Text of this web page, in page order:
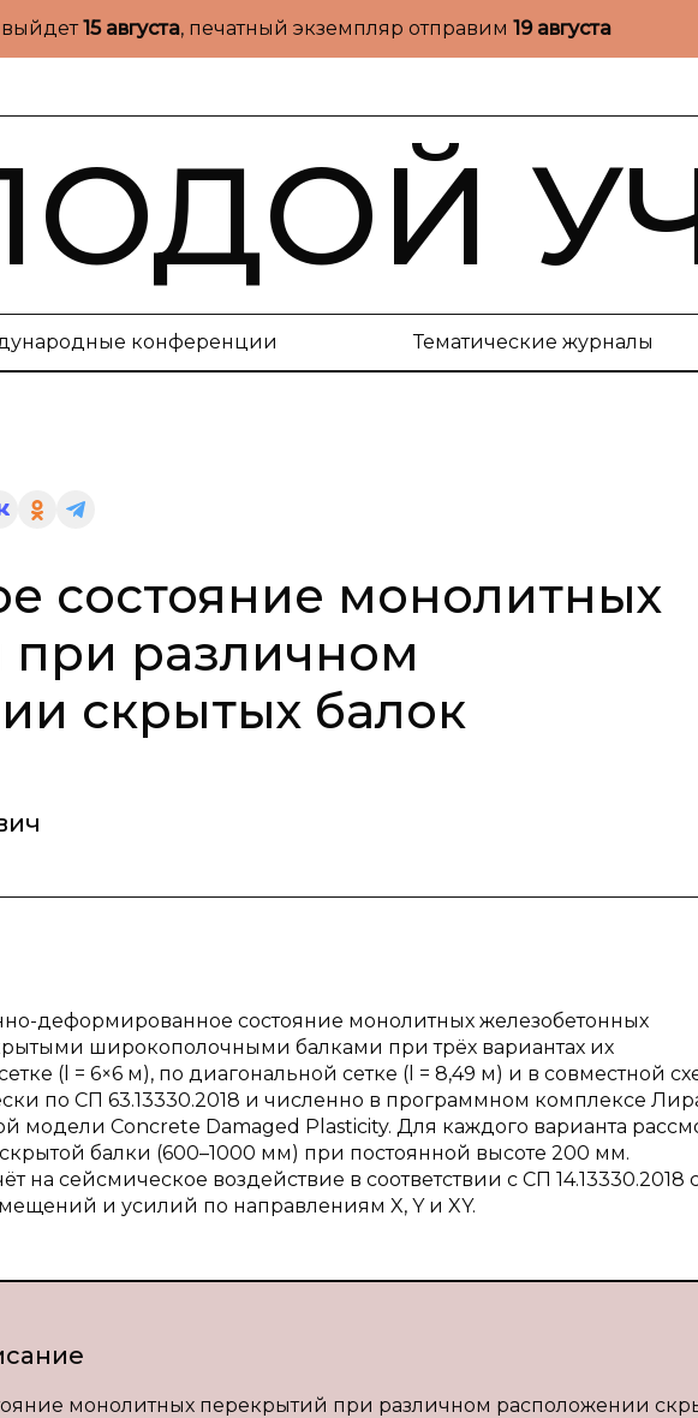
выйдет15 августа, печатный экземпляр отправим 19 августа
конференции Тематические журналы
состояние монолитных
различном
скрытых балок
деформированное состояние монолитных железобетонных
широкополочными балками при трёх вариантах их
(l = 6×6 м), по диагональной сетке (l = 8,49 м) и в совместной
по СП 63.13330.2018 и численно в программном комплексе
модели Concrete Damaged Plasticity. Для каждого варианта
балки (600–1000 мм) при постоянной высоте 200 мм.
на сейсмическое воздействие в соответствии с СП 14.13330.2018
и усилий по направлениям X, Y и XY.
монолитных перекрытий при различном расположении